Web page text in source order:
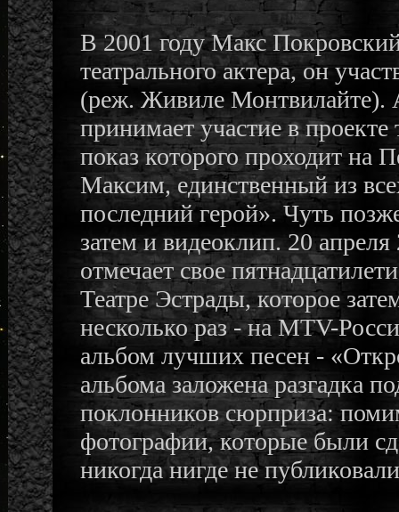
В 2001 году Макс
театрального актера, он
(реж. Живиле Монтвилайте).
принимает участие в
показ которого проходит на
Максим, единственный из
последний герой». Чуть
затем и видеоклип. 20
отмечает свое
Театре Эстрады, которое
несколько раз - на MTV-
альбом лучших песен -
альбома заложена разгадка
поклонников сюрприза:
фотографии, которые были
никогда нигде не